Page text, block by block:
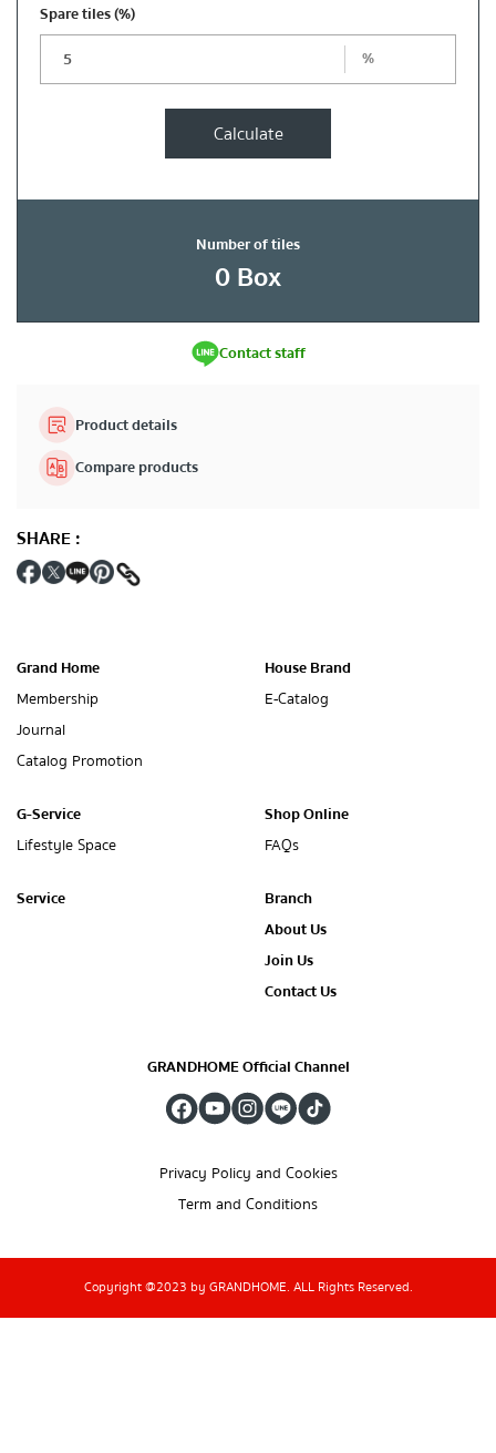
Spare tiles(%)
%
Calculate
Number of tiles
0Box
Contact staff
Product details
Compare products
SHARE:
Grand Home
Membership
Journal
Catalog Promotion
House Brand
E-Catalog
G-Service
Lifestyle Space
Shop Online
FAQs
Service
Branch
About Us
Join Us
Contact Us
GRANDHOME Official Channel
Privacy Policy and Cookies
Term and Conditions
Copyright @2023 by GRANDHOME. ALL Rights Reserved.